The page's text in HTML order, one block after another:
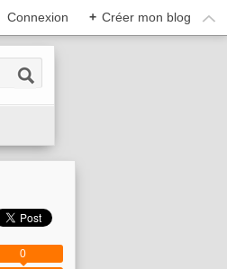
Connexion + Créer mon blog
0